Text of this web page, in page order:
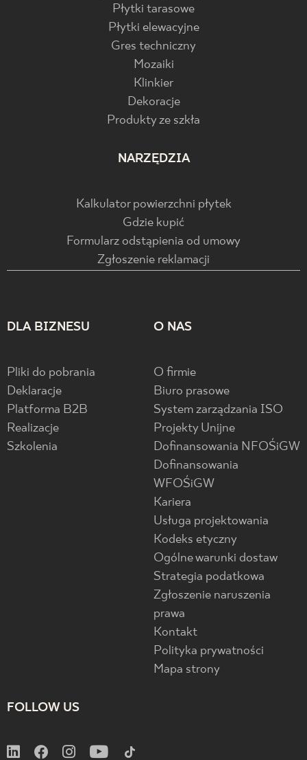
Płytki tarasowe
Płytki elewacyjne
Gres techniczny
Mozaiki
Klinkier
Dekoracje
Produkty ze szkła
NARZĘDZIA
Kalkulator powierzchni płytek
Gdzie kupić
Formularz odstąpienia od umowy
Zgłoszenie reklamacji
DLA BIZNESU
Pliki do pobrania
Deklaracje
Platforma B2B
Realizacje
Szkolenia
O NAS
O firmie
Biuro prasowe
System zarządzania ISO
Projekty Unijne
Dofinansowania NFOŚiGW
Dofinansowania
WFOŚiGW
Kariera
Usługa projektowania
Kodeks etyczny
Ogólne warunki dostaw
Strategia podatkowa
Zgłoszenie naruszenia
prawa
Kontakt
Polityka prywatności
Mapa strony
FOLLOW US